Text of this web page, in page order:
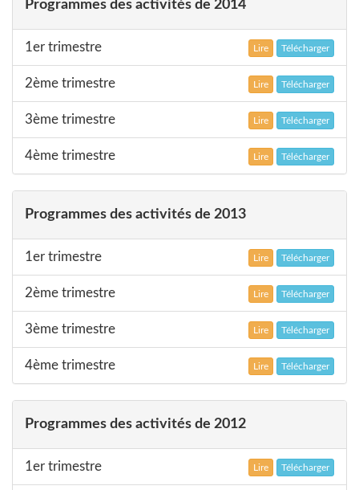
Programmes des activités de 2014
1er trimestre Lire Télécharger
2ème trimestre Lire Télécharger
3ème trimestre Lire Télécharger
4ème trimestre Lire Télécharger
Programmes des activités de 2013
1er trimestre Lire Télécharger
2ème trimestre Lire Télécharger
3ème trimestre Lire Télécharger
4ème trimestre Lire Télécharger
Programmes des activités de 2012
1er trimestre Lire Télécharger